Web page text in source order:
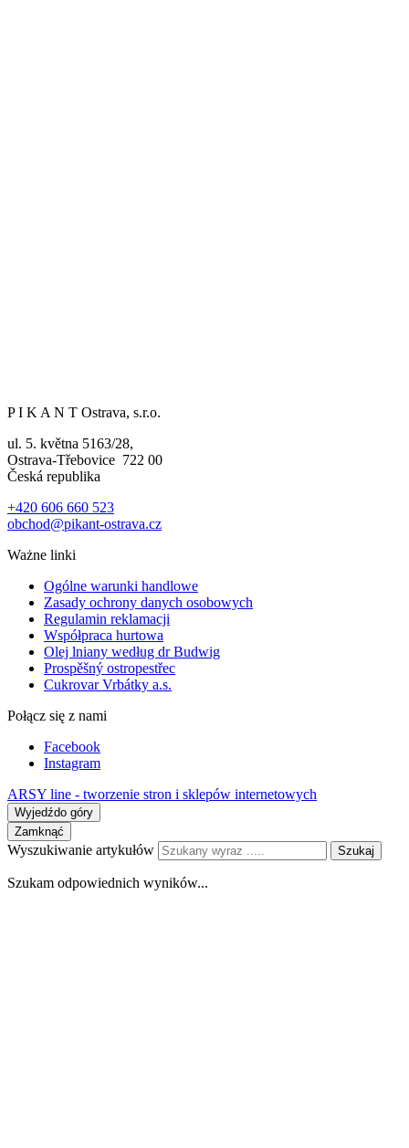
P I K A N T Ostrava, s.r.o.
ul. 5. května 5163/28,
Ostrava-Třebovice 722 00
Česká republika
+420 606 660 523
obchod@pikant-ostrava.cz
Ważne linki
Ogólne warunki handlowe
Zasady ochrony danych osobowych
Regulamin reklamacji
Współpraca hurtowa
Olej lniany według dr Budwig
Prospěšný ostropestřec
Cukrovar Vrbátky a.s.
Połącz się z nami
Facebook
Instagram
ARSY line - tworzenie stron i sklepów internetowych
Wyjedźdo góry
Zamknąć
Wyszukiwanie artykułów Szukaj
Szukam odpowiednich wyników...